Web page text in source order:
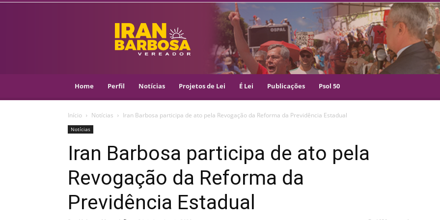
IRAN
BARBOSA
–
VEREADOR
–
Home Perfil Notícias Projetos de Lei É Lei Publicações Psol 50
Início Notícias Iran Barbosa participa de ato pela Revogação da Reforma da Previdência Estadual
Notícias
Iran Barbosa participa de ato pela
Revogação da Reforma da
Previdência Estadual